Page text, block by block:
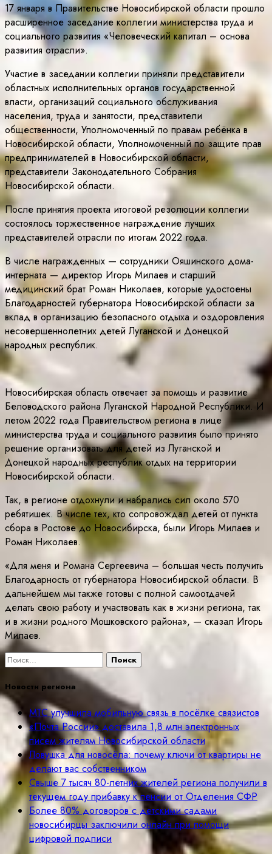
17 января в Правительстве Новосибирской области прошло
расширенное заседание коллегии министерства труда и
социального развития «Человеческий капитал – основа
развития отрасли».
Участие в заседании коллегии приняли представители
областных исполнительных органов государственной
власти, организаций социального обслуживания
населения, труда и занятости, представители
общественности, Уполномоченный по правам ребёнка в
Новосибирской области, Уполномоченный по защите прав
предпринимателей в Новосибирской области,
представители Законодательного Собрания
Новосибирской области.
После принятия проекта итоговой резолюции коллегии
состоялось торжественное награждение лучших
представителей отрасли по итогам 2022 года.
В числе награжденных — сотрудники Ояшинского дома-
интерната — директор Игорь Милаев и старший
медицинский брат Роман Николаев, которые удостоены
Благодарностей губернатора Новосибирской области за
вклад в организацию безопасного отдыха и оздоровления
несовершеннолетних детей Луганской и Донецкой
народных республик.
Новосибирская область отвечает за помощь и развитие
Беловодского района Луганской Народной Республики. И
летом 2022 года Правительством региона в лице
министерства труда и социального развития было принято
решение организовать для детей из Луганской и
Донецкой народных республик отдых на территории
Новосибирской области.
Так, в регионе отдохнули и набрались сил около 570
ребятишек. В числе тех, кто сопровождал детей от пункта
сбора в Ростове до Новосибирска, были Игорь Милаев и
Роман Николаев.
«Для меня и Романа Сергеевича – большая честь получить
Благодарность от губернатора Новосибирской области. В
дальнейшем мы также готовы с полной самоотдачей
делать свою работу и участвовать как в жизни региона, так
и в жизни родного Мошковского района», — сказал Игорь
Милаев.
Найти:
Новости региона
МТС улучшила мобильную связь в посёлке связистов
«Почта России» доставила 1,8 млн электронных
писем жителям Новосибирской области
Ловушка для новосёла: почему ключи от квартиры не
делают вас собственником
Свыше 7 тысяч 80-летних жителей региона получили в
текущем году прибавку к пенсии от Отделения СФР
Более 80% договоров с детскими садами
новосибирцы заключили онлайн при помощи
цифровой подписи